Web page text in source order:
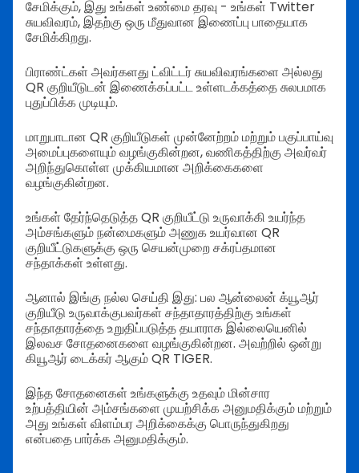
சேமிக்கும், இது உங்கள் உண்மை தரவு - உங்கள் Twitter
சுயவிவரம், இதற்கு ஒரு மீதுவான இணைப்பு பாதையாக
சேமிக்கிறது.
பிராண்ட்கள் அவர்களது ட்விட்டர் சுயவிவரங்களை அல்லது
QR குறியீடுடன் இணைக்கப்பட்ட உள்ளடக்கத்தை சுலபமாக
புதுப்பிக்க முடியும்.
மாறுபாடான QR குறியீடுகள் முன்னேற்றம் மற்றும் பகுப்பாய்வு
அமைப்புகளையும் வழங்குகின்றன, வணிகத்திற்கு அவர்வர்
அறிந்துகொள்ள முக்கியமான அறிக்கைகளை
வழங்குகின்றன.
உங்கள் தேர்ந்தெடுத்த QR குறியீட்டு உருவாக்கி உயர்ந்த
அம்சங்களும் நன்மைகளும் அணுக உயர்வான QR
குறியீட்டுகளுக்கு ஒரு செயன்முறை சக்ரப்தமான
சந்தாக்கள் உள்ளது.
ஆனால் இங்கு நல்ல செய்தி இது: பல ஆன்லைன் க்யூஆர்
குறியீடு உருவாக்குபவர்கள் சந்தாதாரத்திற்கு உங்கள்
சந்தாதாரத்தை உறுதிப்படுத்த தயாராக இல்லையெனில்
இலவச சோதனைகளை வழங்குகின்றன. அவற்றில் ஒன்று
கியூஆர் டைக்கர் ஆகும் QR TIGER.
இந்த சோதனைகள் உங்களுக்கு உதவும் மின்சார
உற்பத்தியின் அம்சங்களை முயற்சிக்க அனுமதிக்கும் மற்றும்
அது உங்கள் விளம்பர அறிக்கைக்கு பொருந்துகிறது
என்பதை பார்க்க அனுமதிக்கும்.